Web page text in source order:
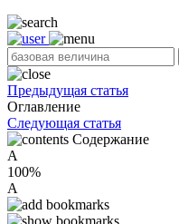
Предыдущая статья
Оглавление
Следующая статья
Содержание
A
100%
A